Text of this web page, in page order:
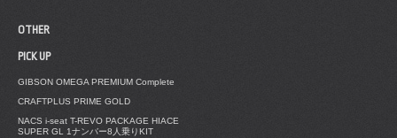
OTHER
PICK UP
GIBSON OMEGA PREMIUM Complete
CRAFTPLUS PRIME GOLD
NACS i-seat T-REVO PACKAGE HIACE
SUPER GL 1ナンバー8人乗りKIT